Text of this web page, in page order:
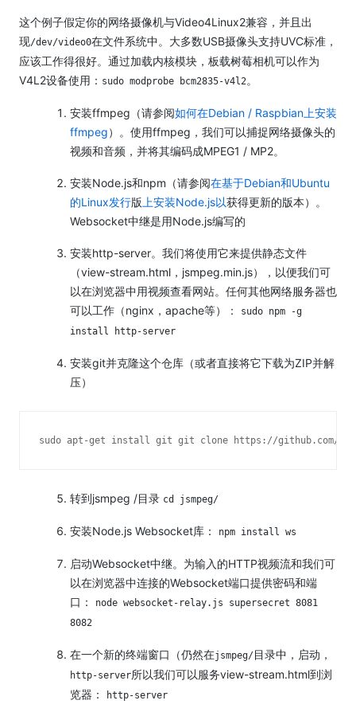
这个例子假定你的网络摄像机与Video4Linux2兼容，并且出
现/dev/video0在文件系统中。 大多数USB摄像头支持UVC标准，
应该工作得很好。 通过加载内核模块，板载树莓相机可以作为
V4L2设备使用： sudo modprobe bcm2835-v4l2 。
安装ffmpeg（请参阅如何在Debian / Raspbian上安装
ffmpeg）。 使用ffmpeg，我们可以捕捉网络摄像头的
视频和音频，并将其编码成MPEG1 / MP2。
安装Node.js和npm（请参阅在基于Debian和Ubuntu
的Linux发行版 上安装Node.js以获得更新的版本）。
Websocket中继是用Node.js编写的
安装http-server。 我们将使用它来提供静态文件
（view-stream.html，jsmpeg.min.js），以便我们可
以在浏览器中用视频查看网站。 任何其他网络服务器也
可以工作（nginx，apache等）：
sudo npm -g
install http-server
安装git并克隆这个仓库（或者直接将它下载为ZIP并解
压）
sudo apt-get install git git clone https://github.com/
转到jsmpeg /目录 cd jsmpeg/
安装Node.js Websocket库： npm install ws
启动Websocket中继。 为输入的HTTP视频流和我们可
以在浏览器中连接的Websocket端口提供密码和端
口：
node websocket-relay.js supersecret 8081
8082
在一个新的终端窗口（仍然在jsmpeg/目录中，启动，
http-server所以我们可以服务view-stream.html到浏
览器：
http-server